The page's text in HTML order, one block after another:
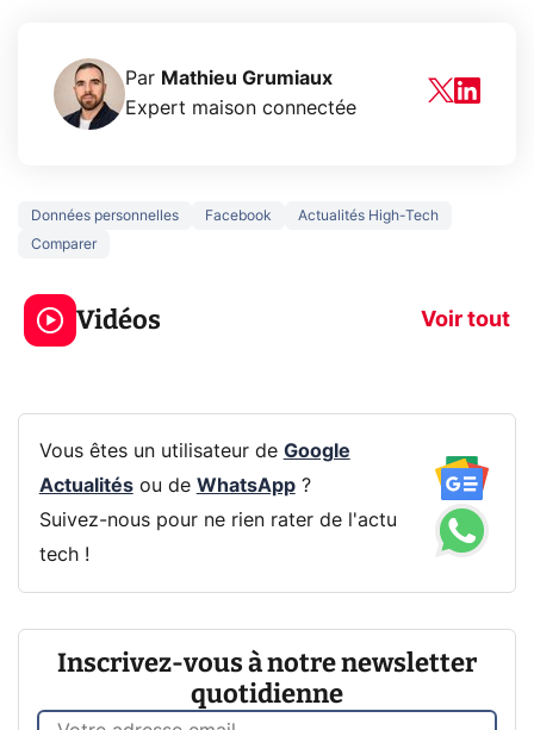
Par Mathieu Grumiaux
Expert maison connectée
Données personnelles Facebook
Actualités High-Tech
Comparer
Vidéos Voir tout
3 écrans en 1 pour
319€ ? Voici L'AOC
CQ32G4ZA !
prochaine
Vous êtes un utilisateur de Google
Actualitésou de WhatsApp?
Suivez-nous pour ne rien rater de l'actu
tech !
Inscrivez-vous à notre newsletter
quotidienne